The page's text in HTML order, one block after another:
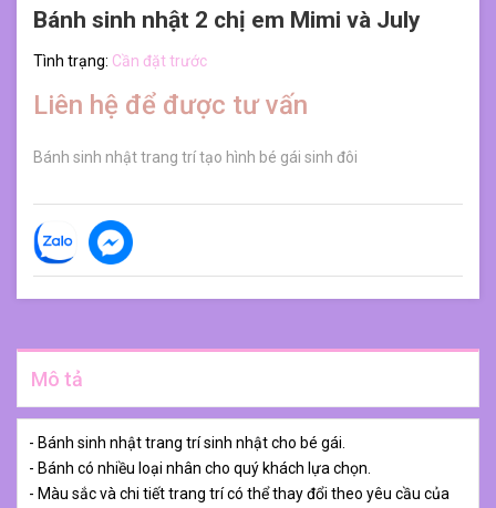
Bánh sinh nhật 2 chị em Mimi và July
Tình trạng: Cần đặt trước
Liên hệ để được tư vấn
Bánh sinh nhật trang trí tạo hình bé gái sinh đôi
Mô tả
- Bánh sinh nhật trang trí sinh nhật cho bé gái.
- Bánh có nhiều loại nhân cho quý khách lựa chọn.
- Màu sắc và chi tiết trang trí có thể thay đổi theo yêu cầu của